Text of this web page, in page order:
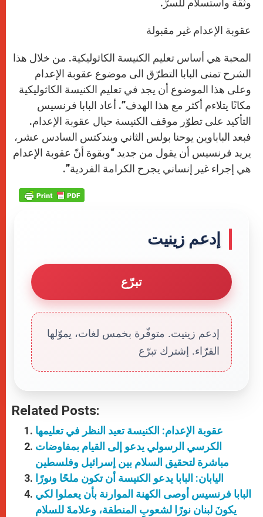
وثقة واستسلام للسرّ.
عقوبة الإعدام غير مقبولة
المحبة هي أساس تعليم الكنيسة الكاثوليكية. من خلال هذا
الشرح تمنى البابا التطرّق الى موضوع عقوبة الإعدام
وعلى هذا الموضوع أن يجد في تعليم الكنيسة الكاثوليكية
مكانًا يتلاءم أكثر مع هذا الهدف”. أعاد البابا فرنسيس
التأكيد على تطوّر موقف الكنيسة حيال عقوبة الإعدام.
فبعد الباباوين يوحنا بولس الثاني وبندكتس السادس عشر،
يريد فرنسيس أن يقول من جديد “وبقوة أنّ عقوبة الإعدام
هي إجراء غير إنساني يجرح الكرامة الفردية”.
إدعم زينيت
تبرّع
إدعم زينيت. متوفّرة بخمس لغات، يموّلها
القرّاء. إشترك تبرّع
Related Posts:
عقوبة الإعدام: الكنيسة تعيد النظر في تعليمها
الكرسي الرسولي يدعو إلى القيام بمفاوضات
مباشرة لتحقيق السلام بين إسرائيل وفلسطين
اليابان: البابا يدعو الكنيسة أن تكون ملحًا ونورًا
البابا فرنسيس أوصى الكهنة الموارنة بأن يعملوا لكي
يكونَ لبنان نورًا لشعوبِ المنطقة، وعلامةَ للسلام